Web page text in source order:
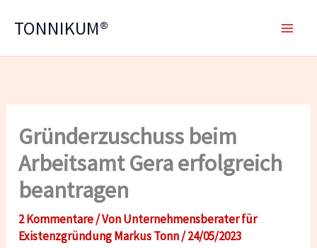
InhaltTONNIKUM®
Gründerzuschuss beim
Arbeitsamt Gera erfolgreich
beantragen
2 Kommentare/ VonUnternehmensberater für
Existenzgründung Markus Tonn/24/05/2023